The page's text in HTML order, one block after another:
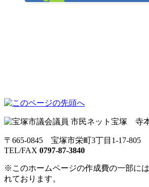
〒665-0845 宝塚市栄町3丁目1-17-805
TEL/FAX 0797-87-3840
※このホームページの作成費の一部に
れております。